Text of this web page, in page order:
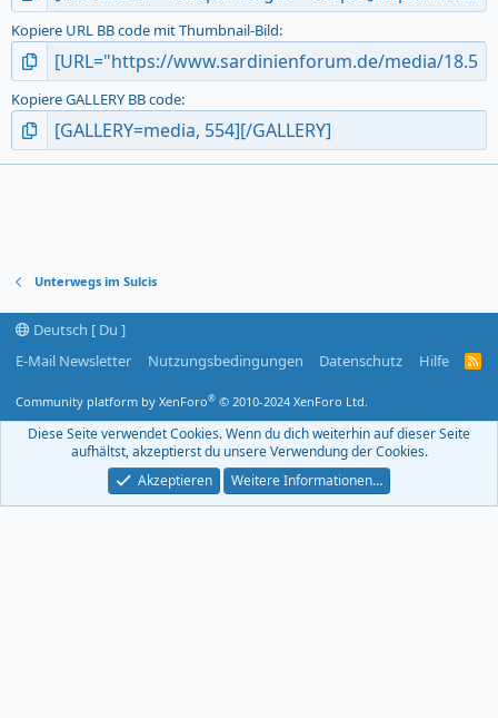
Kopiere URL BB code mit Thumbnail-Bild
Kopiere GALLERY BB code
Unterwegs im Sulcis
Deutsch [ Du ]
E-Mail Newsletter
Nutzungsbedingungen Datenschutz Hilfe
R
F
Community platform by XenForo® © 2010-2024 XenForo Ltd.
Diese Seite verwendet Cookies. Wenn du dich weiterhin auf dieser Seite
aufhältst, akzeptierst du unsere Verwendung der Cookies.
Akzeptieren
Weitere Informationen…